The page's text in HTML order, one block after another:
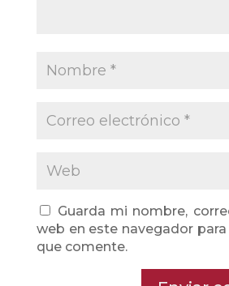
Guarda mi nombre,
web en este navegador
que comente.